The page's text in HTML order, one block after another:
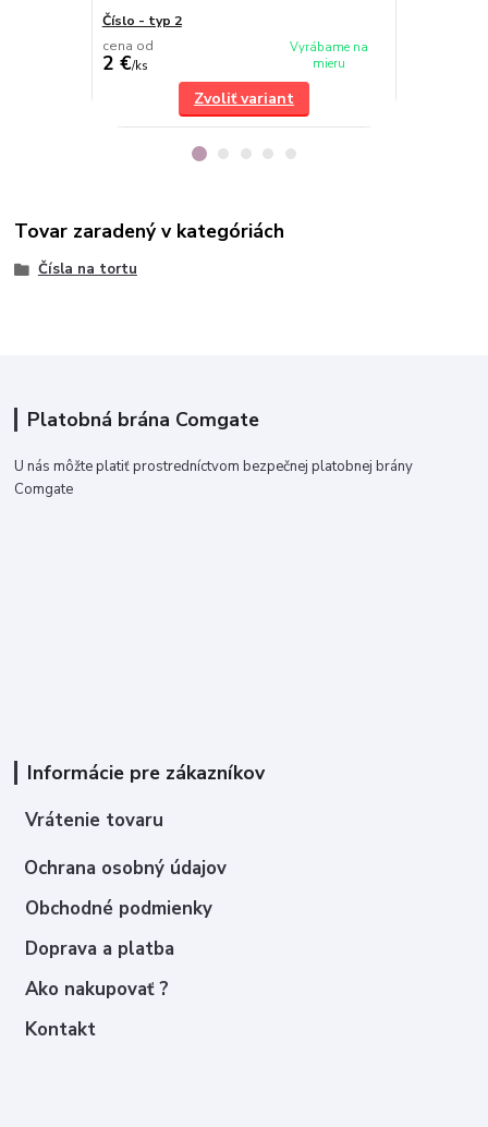
Číslo - typ 2
cena od
2 €/ks
Vyrábame na
mieru
Zvoliť variant
Tovar zaradený v kategóriách
Čísla na tortu
Platobná brána Comgate
U nás môžte platiť prostredníctvom bezpečnej platobnej brány
Comgate
Informácie pre zákazníkov
Vrátenie tovaru
Ochrana osobný údajov
Obchodné podmienky
Doprava a platba
Ako nakupovať ?
Kontakt